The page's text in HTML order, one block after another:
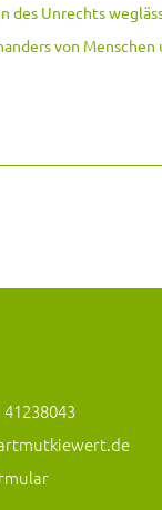
des Unrechts
von
41238043